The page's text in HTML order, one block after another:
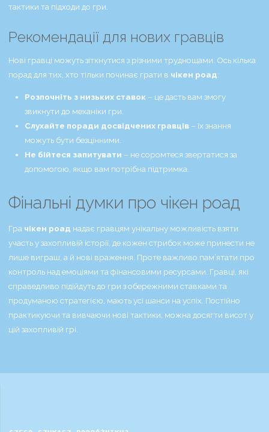
тактики та підходи до гри.
Рекомендації для нових гравців
Нові гравці можуть зіткнутися з різними труднощами. Ось кілька
порад для тих, хто тільки починає грати в чікен роад:
Розпочніть з низьких ставок – це дасть вам змогу
звикнути до механіки гри.
Слухайте поради досвідчених гравців– їх знання
можуть бути безцінними.
Не бійтеся запитувати – не соромтеся звертатися за
допомогою, якщо вам потрібна підтримка.
Фінальні думки про чікен роад
Гра чікен роад надає гравцям унікальну можливість взяти
участь у захопливій історії, де кожен стрибок може принести не
лише виграш, а й нові враження. Проте важливо пам’ятати про
контроль над емоціями та фінансовими ресурсами. Гравці, які
справедливо підійдуть до гри з обережними ставками та
продуманою стратегією, мають усі шанси на успіх. Постійно
практикуючи та вивчаючи нові тактики, можна досягти висот у
цій захопливій грі.